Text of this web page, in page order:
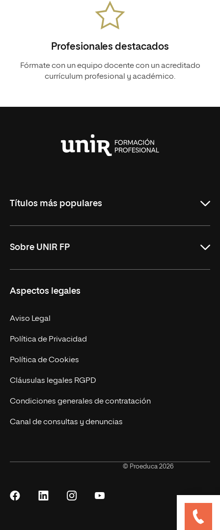
Profesionales destacados
Fórmate con un equipo docente con un acreditado
currículum profesional y académico.
Títulos más populares
DAM Online
Administración y Finanzas Online
Marketing y Publicidad Online
Sobre UNIR FP
Revista UNIR FP
Grados superiores
Becas para Formación Profesional
Aspectos legales
Aviso Legal
Política de Privacidad
Política de Cookies
Cláusulas legales RGPD
Condiciones generales de contratación
Canal de consultas y denuncias
Síguenos
SíguenosSíguenosSíguenos
© Proeduca 2026